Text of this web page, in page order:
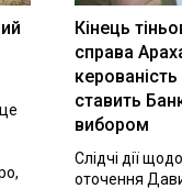
Кінець
справа
ставить
вибором
Слідчі дії
оточення